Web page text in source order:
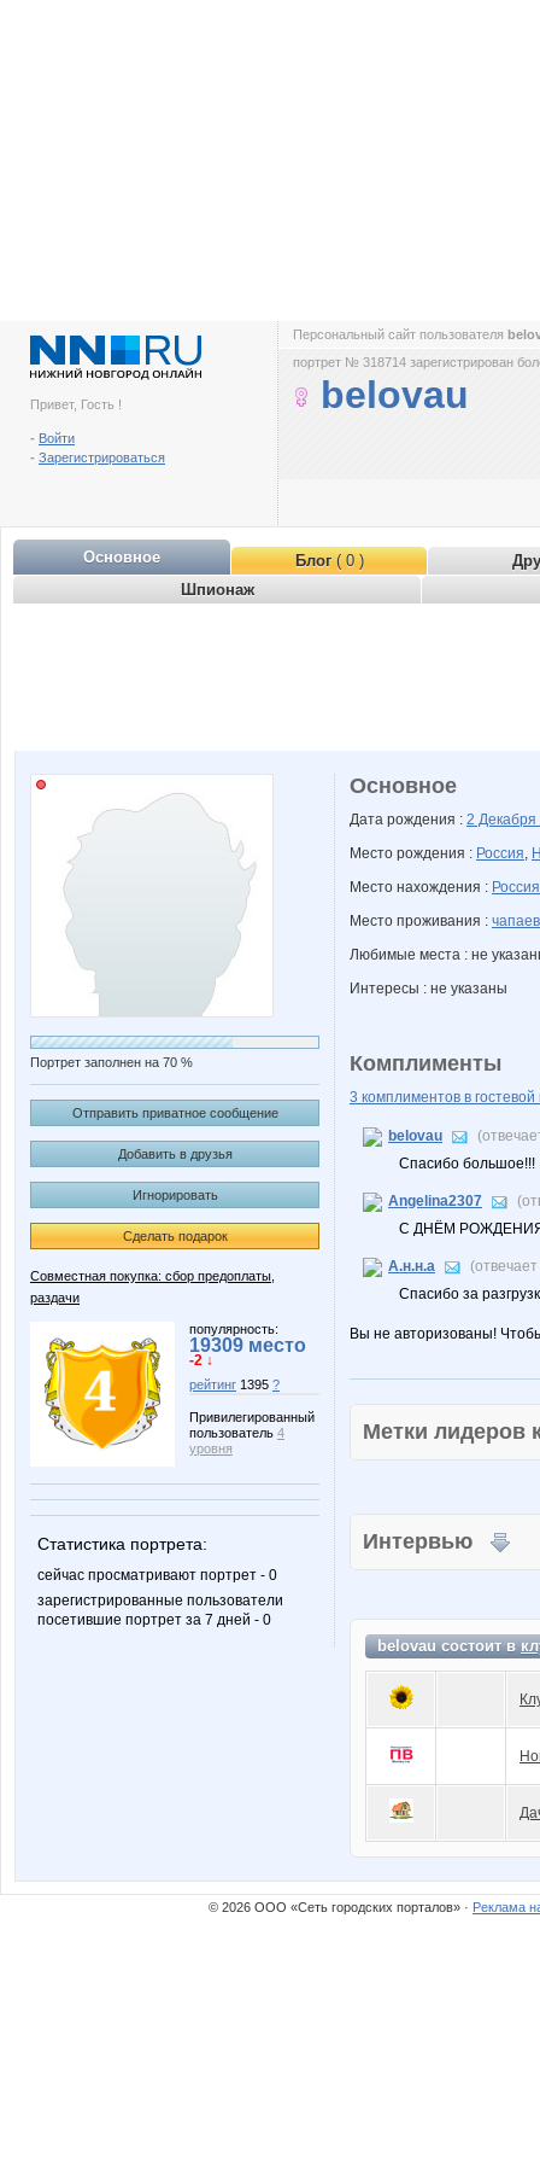
Привет, Гость !
- Войти
- Зарегистрироваться
Персональный сайт пользователя
портрет № 318714 зарегистрирован
belovau
Основное Блог( 0 )
Шпионаж
Портрет заполнен на 70 %
Отправить приватное сообщение
Добавить в друзья
Игнорировать
Сделать подарок
Совместная покупка: сбор предоплаты,
раздачи
популярность:
19309 место
-2 ↓
рейтинг 1395 ?
Привилегированный
пользователь 4
уровня
Статистика портрета:
сейчас просматривают портрет - 0
зарегистрированные пользователи
посетившие портрет за 7 дней - 0
Основное
Дата рождения : 2 Декабря
Место рождения : Россия,
Место нахождения : Россия
Место проживания :
Любимые места : не
Интересы : не указаны
Комплименты
3 комплиментов в гостевой
belovau
Спасибо большое!!!
Angelina2307
С ДНЁМ
А.н.н.а
Спасибо за
Вы не авторизованы!
Метки
Интервью
belovau состоит в
© 2026 ООО «Сеть городских порталов» · Реклама